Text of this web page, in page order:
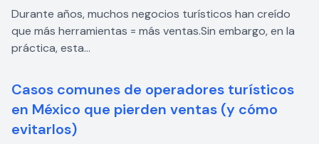
Durante años, muchos negocios turísticos han creído
que más herramientas = más ventas.Sin embargo, en la
práctica, esta...
Casos comunes de operadores turísticos
en México que pierden ventas (y cómo
evitarlos)